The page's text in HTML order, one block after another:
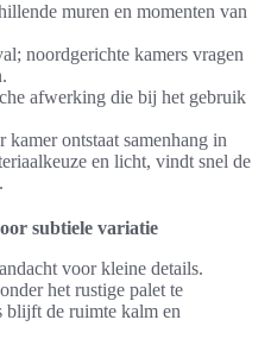
muren en momenten van
noordgerichte kamers vragen
afwerking die bij het gebruik
ontstaat samenhang in
en licht, vindt snel de
subtiele variatie
voor kleine details.
het rustige palet te
blijft de ruimte kalm en